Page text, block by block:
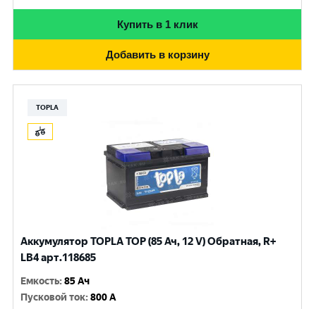
Купить в 1 клик
Добавить в корзину
TOPLA
Аккумулятор TOPLA TOP (85 Ач, 12 V) Обратная, R+
LB4 арт.118685
Емкость:85 Ач
Пусковой ток:800 A